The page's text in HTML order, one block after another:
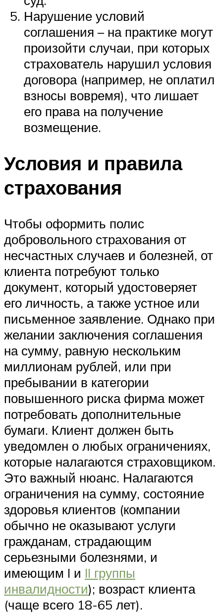
Нарушение условий
соглашения – на практике могут
произойти случаи, при которых
страхователь нарушил условия
договора (например, не оплатил
взносы вовремя), что лишает
его права на получение
возмещение.
Условия и правила
страхования
Чтобы оформить полис
добровольного страхования от
несчастных случаев и болезней, от
клиента потребуют только
документ, который удостоверяет
его личность, а также устное или
письменное заявление. Однако при
желании заключения соглашения
на сумму, равную нескольким
миллионам рублей, или при
пребывании в категории
повышенного риска фирма может
потребовать дополнительные
бумаги. Клиент должен быть
уведомлен о любых ограничениях,
которые налагаются страховщиком.
Это важный нюанс. Налагаются
ограничения на сумму, состояние
здоровья клиентов (компании
обычно не оказывают услуги
гражданам, страдающим
серьезными болезнями, и
имеющим I и II группы
инвалидности); возраст клиента
(чаще всего 18-65 лет).